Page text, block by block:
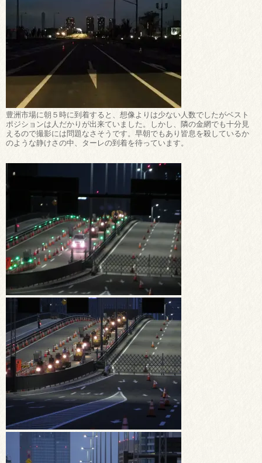
豊洲市場に朝５時に到着すると、想像よりは少ない人数でしたがベスト
ポジションは人だかりが出来ていました。しかし、隣の金網でも十分見
えるので撮影には問題なさそうです。早朝でもあり皆息を殺しているか
のような静けさの中、ターレの到着を待っています。